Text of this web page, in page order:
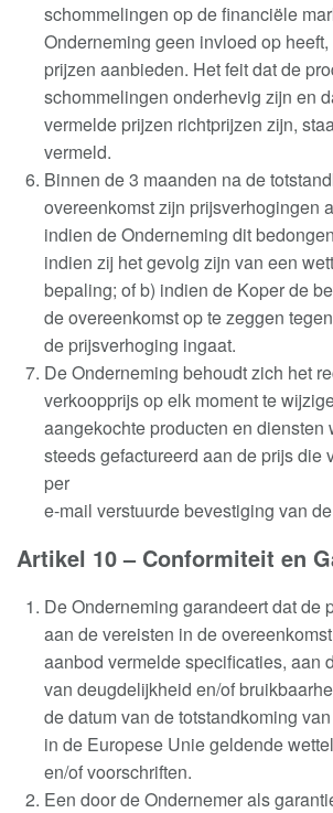
schommelingen op de financiële
Onderneming geen invloed op
prijzen aanbieden. Het feit dat de
schommelingen onderhevig zijn en
vermelde prijzen richtprijzen zijn,
vermeld.
Binnen de 3 maanden na de
overeenkomst zijn prijsverhogingen
indien de Onderneming dit
indien zij het gevolg zijn van een
bepaling; of b) indien de Koper de
de overeenkomst op te zeggen
de prijsverhoging ingaat.
De Onderneming behoudt zich het
verkoopprijs op elk moment te
aangekochte producten en diensten
steeds gefactureerd aan de prijs die
per
e-mail verstuurde bevestiging van
Artikel 10 – Conformiteit en
De Onderneming garandeert dat de
aan de vereisten in de
aanbod vermelde specificaties, aan
van deugdelijkheid en/of
de datum van de totstandkoming
in de Europese Unie geldende
en/of voorschriften.
Een door de Ondernemer als